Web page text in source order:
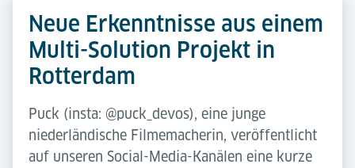
Neue Erkenntnisse aus einem
Multi-Solution Projekt in
Rotterdam
Puck (insta: @puck_devos), eine junge
niederländische Filmemacherin, veröffentlicht
auf unseren Social-Media-Kanälen eine kurze